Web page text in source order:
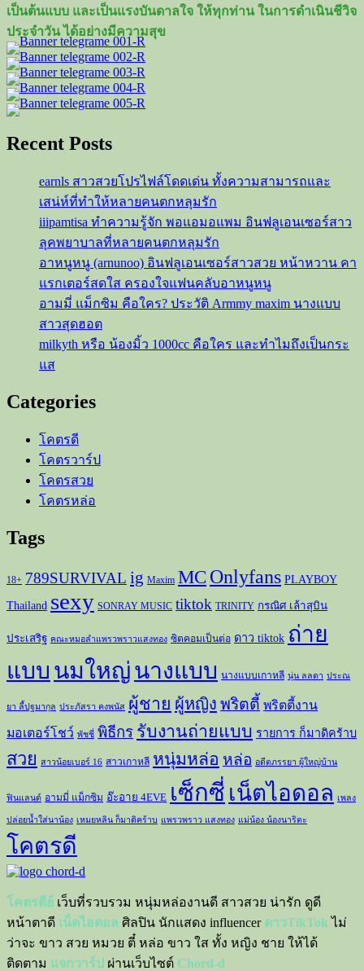
อิน
ฟลู
สาว
สุด
แซ่บ
ลลดา
แก๊ง
สาว
ตัว
ตึง
ของ
วงการ
OnlyFans
เป็นต้นแบบ และเป็นแรงบันดาลใจ ให้ทุกท่าน ในการดำเนินชีวิจ
ประจำวัน ได้อย่างมีความสุข
Recent Posts
earnls สาวสวยโปรไฟล์โดดเด่น ทั้งความสามารถและ
เสน่ห์ที่ทำให้หลายคนตกหลุมรัก
iiipamtisa ทำความรู้จัก พอแอมอแพม อินฟลูเอนเซอร์สาว
ลุคพยาบาลที่หลายคนตกหลุมรัก
อาหนูหนู (arnunoo) อินฟลูเอนเซอร์สาวสวย หน้าหวาน คา
แรกเตอร์สดใส ครองใจแฟนคลับอาหนูหนู
อามมี่ แม็กซิม คือใคร? ประวัติ Armmy maxim นางแบบ
สาวสุดฮอต
milkyth หรือ น้องมิ้ว 1000cc คือใคร และทำไมถึงเป็นกระ
แส
Categories
โคตรดี
โคตรวาร์ป
โคตรสวย
โคตรหล่อ
Tags
18+ 789SURVIVAL ig Maxim MC Onlyfans PLAYBOY
Thailand sexy SONRAY MUSIC tiktok TRINITY กรณิศ เล้าสุบิน
ประเสริฐ คณะหมอลำแพรวพราวแสงทอง ซิตคอมเป็นต่อ ดาว tiktok ถ่าย
แบบ นมใหญ่นางแบบ นางแบบเกาหลี นุ่น ลลดา ประณ
ยา ลี้ปฐมากุล ประภัสรา คงพนัส ผู้ชาย ผู้หญิง พริตตี้ พริตตี้งาน
มอเตอร์โชว์ พัชชี่ พิธีกร รับงานถ่ายแบบ รายการ ก็มาดิคร้าบ
สวย สาวน้อยเบอร์ 16 สาวเกาหลี หนุ่มหล่อ หล่อ อดีตภรรยา ผู้ใหญ่บ้าน
ฟินแลนด์ อามมี่ แม็กซิม อ๊ะอาย 4EVE เซ็กซี่ เน็ตไอดอล เพลง
ปล่อยน้ำใส่นาน้อง เหมยหลิน ก็มาดิคร้าบ แพรวพราว แสงทอง แม่น้อง น้องนาริตะ
โคตรดี
โคตรดีย์ เว็บที่รวบรวม หนุ่มหล่องานดี สาวสวย น่ารัก ดูดี
หน้าตาดี เน็ตไอดอล ศิลปิน นักแสดง influencer ดาวTikTok ไม่
ว่าจะ ขาว สวย หมวย ตี๋ หล่อ ขาว ใส ทั้ง หญิง ชาย ให้ได้
ติดตาม แจกวาร์ป ผ่านเว็บไซต์ Chord-d